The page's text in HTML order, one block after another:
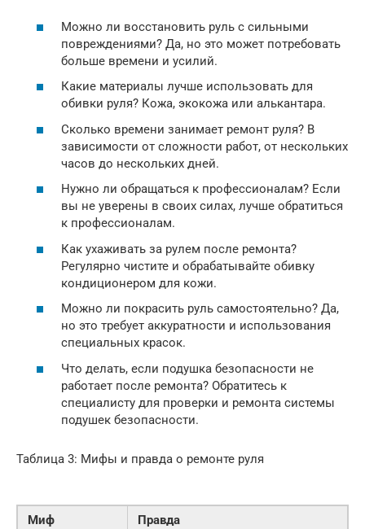
Можно ли восстановить руль с сильными
повреждениями? Да, но это может потребовать
больше времени и усилий.
Какие материалы лучше использовать для
обивки руля? Кожа, экокожа или алькантара.
Сколько времени занимает ремонт руля? В
зависимости от сложности работ, от нескольких
часов до нескольких дней.
Нужно ли обращаться к профессионалам? Если
вы не уверены в своих силах, лучше обратиться
к профессионалам.
Как ухаживать за рулем после ремонта?
Регулярно чистите и обрабатывайте обивку
кондиционером для кожи.
Можно ли покрасить руль самостоятельно? Да,
но это требует аккуратности и использования
специальных красок.
Что делать, если подушка безопасности не
работает после ремонта? Обратитесь к
специалисту для проверки и ремонта системы
подушек безопасности.
Таблица 3: Мифы и правда о ремонте руля
Миф Правда